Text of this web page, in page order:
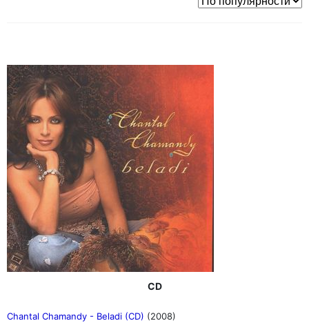
CD
Chantal Chamandy - Beladi (CD) (2008)